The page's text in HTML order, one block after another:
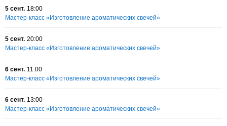
5 сент. 18:00
Мастер-класс «Изготовление ароматических свечей»
5 сент. 20:00
Мастер-класс «Изготовление ароматических свечей»
6 сент. 11:00
Мастер-класс «Изготовление ароматических свечей»
6 сент. 13:00
Мастер-класс «Изготовление ароматических свечей»